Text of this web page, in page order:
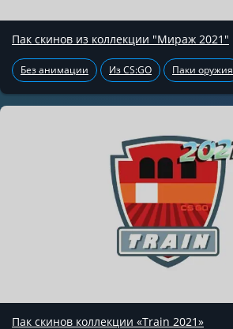
Пак скинов из коллекции "Мираж 2021"
Без анимации Из CS:GO Паки оружия
Пак скинов коллекции «Train 2021»